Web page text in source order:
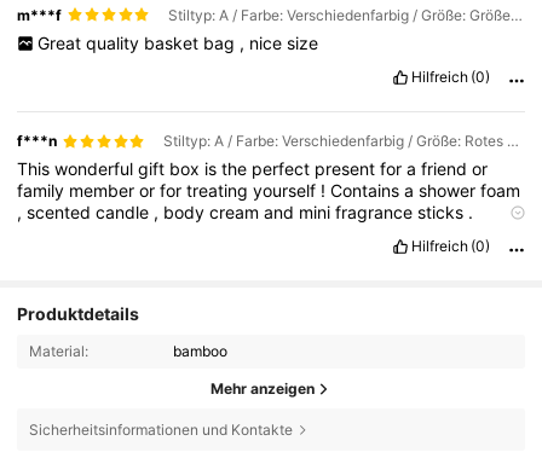
m***f Stiltyp: A / Farbe: Verschiedenfarbig / Größe: Größe S (Durchmesser 26 cm)
Great quality basket bag , nice size
Hilfreich (0)
f***n Stiltyp: A / Farbe: Verschiedenfarbig / Größe: Rotes Gitter – Größe L
Thiswonderfulgift box isthe perfect presentforafriendor
family memberorfortreatingyourself !Containsashowerfoam
,scentedcandle , bodycreamand minifragrancesticks .
blossomandrice
orotheritemsin
Hilfreich (0)
Produktdetails
Material: bamboo
Mehr anzeigen
Sicherheitsinformationen und Kontakte